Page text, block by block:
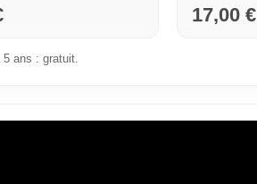
17,00 €
5 ans : gratuit.